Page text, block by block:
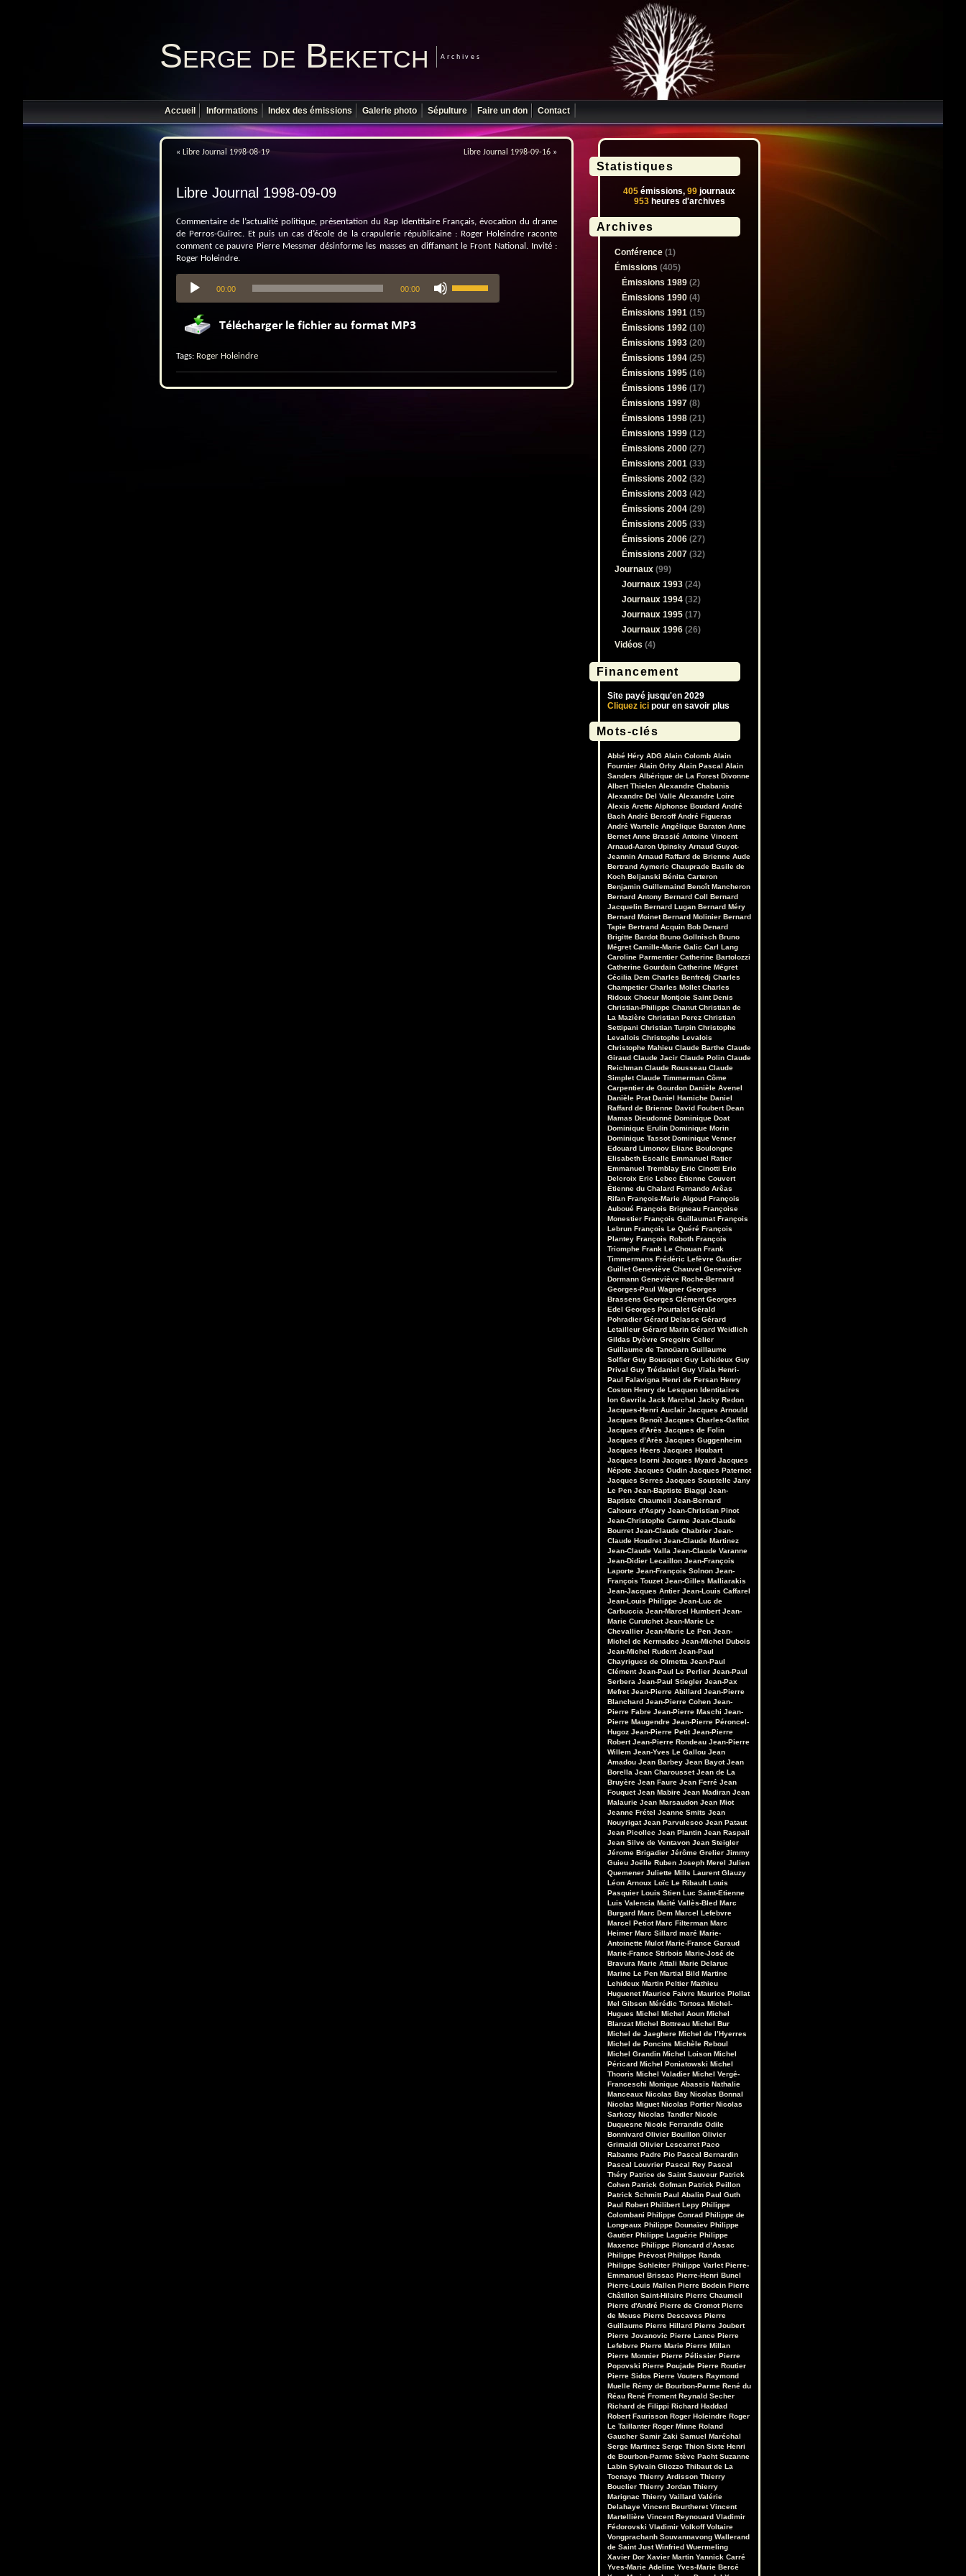
Serge de Beketch Archives
Accueil Informations Index des émissions Galerie photo Sépulture Faire un don Contact
« Libre Journal 1998-08-19 Libre Journal 1998-09-16 »
Libre Journal 1998-09-09
Commentaire de l’actualité politique, présentation du Rap Identitaire Français, évocation du drame
de Perros-Guirec. Et puis un cas d’école de la crapulerie républicaine : Roger Holeindre raconte
comment ce pauvre Pierre Messmer désinforme les masses en diffamant le Front National. Invité :
Roger Holeindre.
Lecteur
audio
00:00 00:00
les
flèches
volume.
Tags: Roger Holeindre
Statistiques
405 émissions, 99 journaux
953heures d'archives
Archives
Conférence (1)
Émissions (405)
Émissions 1989 (2)
Émissions 1990 (4)
Émissions 1991 (15)
Émissions 1992 (10)
Émissions 1993 (20)
Émissions 1994 (25)
Émissions 1995 (16)
Émissions 1996 (17)
Émissions 1997 (8)
Émissions 1998 (21)
Émissions 1999 (12)
Émissions 2000 (27)
Émissions 2001 (33)
Émissions 2002 (32)
Émissions 2003 (42)
Émissions 2004 (29)
Émissions 2005 (33)
Émissions 2006 (27)
Émissions 2007 (32)
Journaux (99)
Journaux 1993 (24)
Journaux 1994 (32)
Journaux 1995 (17)
Journaux 1996 (26)
Vidéos (4)
Financement
Site payé jusqu'en 2029
Cliquez ici pour en savoir plus
Mots-clés
Abbé Héry ADG Alain Colomb Alain
Fournier Alain Orhy Alain Pascal Alain
Sanders Albérique de La Forest Divonne
Albert Thielen Alexandre Chabanis
Alexandre Del Valle Alexandre Loire
Alexis Arette Alphonse Boudard André
Bach André Bercoff André Figueras
André Wartelle Angélique Baraton Anne
Bernet Anne Brassié Antoine Vincent
Arnaud-Aaron Upinsky Arnaud Guyot-
Jeannin Arnaud Raffard de Brienne Aude
Bertrand Aymeric Chauprade Basile de
Koch Beljanski Bénita Carteron
Benjamin Guillemaind Benoît Mancheron
Bernard Antony Bernard Coll Bernard
Jacquelin Bernard Lugan Bernard Méry
Bernard Moinet Bernard Molinier Bernard
Tapie Bertrand Acquin Bob Denard
Brigitte Bardot Bruno Gollnisch Bruno
Mégret Camille-Marie Galic Carl Lang
Caroline Parmentier Catherine Bartolozzi
Catherine Gourdain Catherine Mégret
Cécilia Dem Charles Benfredj Charles
Champetier Charles Mollet Charles
Ridoux Choeur Montjoie Saint Denis
Christian-Philippe Chanut Christian de
La Mazière Christian Perez Christian
Settipani Christian Turpin Christophe
Levallois Christophe Levalois
Christophe Mahieu Claude Barthe Claude
Giraud Claude Jacir Claude Polin Claude
Reichman Claude Rousseau Claude
Simplet Claude Timmerman Côme
Carpentier de Gourdon Danièle Avenel
Danièle Prat Daniel Hamiche Daniel
Raffard de Brienne David Foubert Dean
Mamas Dieudonné Dominique Doat
Dominique Erulin Dominique Morin
Dominique Tassot Dominique Venner
Edouard Limonov Eliane Boulongne
Elisabeth Escalle Emmanuel Ratier
Emmanuel Tremblay Eric Cinotti Eric
Delcroix Eric Lebec Étienne Couvert
Étienne du Chalard Fernando Arêas
Rifan François-Marie Algoud François
Auboué François Brigneau Françoise
Monestier François Guillaumat François
Lebrun François Le Quéré François
Plantey François Roboth François
Triomphe Frank Le Chouan Frank
Timmermans Frédéric Lefèvre Gautier
Guillet Geneviève Chauvel Geneviève
Dormann Geneviève Roche-Bernard
Georges-Paul Wagner Georges
Brassens Georges Clément Georges
Edel Georges Pourtalet Gérald
Pohradier Gérard Delasse Gérard
Letailleur Gérard Marin Gérard Weidlich
Gildas Dyèvre Gregoire Celier
Guillaume de Tanoüarn Guillaume
Solfier Guy Bousquet Guy Lehideux Guy
Prival Guy Trédaniel Guy Viala Henri-
Paul Falavigna Henri de Fersan Henry
Coston Henry de Lesquen Identitaires
Ion Gavrila Jack Marchal Jacky Redon
Jacques-Henri Auclair Jacques Arnould
Jacques Benoît Jacques Charles-Gaffiot
Jacques d'Arès Jacques de Folin
Jacques d’Arès Jacques Guggenheim
Jacques Heers Jacques Houbart
Jacques Isorni Jacques Myard Jacques
Népote Jacques Oudin Jacques Paternot
Jacques Serres Jacques Soustelle Jany
Le Pen Jean-Baptiste Biaggi Jean-
Baptiste Chaumeil Jean-Bernard
Cahours d'Aspry Jean-Christian Pinot
Jean-Christophe Carme Jean-Claude
Bourret Jean-Claude Chabrier Jean-
Claude Houdret Jean-Claude Martinez
Jean-Claude Valla Jean-Claude Varanne
Jean-Didier Lecaillon Jean-François
Laporte Jean-François Solnon Jean-
François Touzet Jean-Gilles Malliarakis
Jean-Jacques Antier Jean-Louis Caffarel
Jean-Louis Philippe Jean-Luc de
Carbuccia Jean-Marcel Humbert Jean-
Marie Curutchet Jean-Marie Le
Chevallier Jean-Marie Le Pen Jean-
Michel de Kermadec Jean-Michel Dubois
Jean-Michel Rudent Jean-Paul
Chayrigues de Olmetta Jean-Paul
Clément Jean-Paul Le Perlier Jean-Paul
Serbera Jean-Paul Stiegler Jean-Pax
Mefret Jean-Pierre Abillard Jean-Pierre
Blanchard Jean-Pierre Cohen Jean-
Pierre Fabre Jean-Pierre Maschi Jean-
Pierre Maugendre Jean-Pierre Péroncel-
Hugoz Jean-Pierre Petit Jean-Pierre
Robert Jean-Pierre Rondeau Jean-Pierre
Willem Jean-Yves Le Gallou Jean
Amadou Jean Barbey Jean Bayot Jean
Borella Jean Charousset Jean de La
Bruyère Jean Faure Jean Ferré Jean
Fouquet Jean Mabire Jean Madiran Jean
Malaurie Jean Marsaudon Jean Miot
Jeanne Frétel Jeanne Smits Jean
Nouyrigat Jean Parvulesco Jean Pataut
Jean Picollec Jean Plantin Jean Raspail
Jean Silve de Ventavon Jean Steigler
Jérome Brigadier Jérôme Grelier Jimmy
Guieu Joëlle Ruben Joseph Merel Julien
Quemener Juliette Mills Laurent Glauzy
Léon Arnoux Loïc Le Ribault Louis
Pasquier Louis Stien Luc Saint-Etienne
Luis Valencia Maïté Vallès-Bled Marc
Burgard Marc Dem Marcel Lefebvre
Marcel Petiot Marc Filterman Marc
Heimer Marc Sillard maré Marie-
Antoinette Mulot Marie-France Garaud
Marie-France Stirbois Marie-José de
Bravura Marie Attali Marie Delarue
Marine Le Pen Martial Bild Martine
Lehideux Martin Peltier Mathieu
Huguenet Maurice Faivre Maurice Piollat
Mel Gibson Mérédic Tortosa Michel-
Hugues Michel Michel Aoun Michel
Blanzat Michel Bottreau Michel Bur
Michel de Jaeghere Michel de l’Hyerres
Michel de Poncins Michèle Reboul
Michel Grandin Michel Loison Michel
Péricard Michel Poniatowski Michel
Thooris Michel Valadier Michel Vergé-
Franceschi Monique Abassis Nathalie
Manceaux Nicolas Bay Nicolas Bonnal
Nicolas Miguet Nicolas Portier Nicolas
Sarkozy Nicolas Tandler Nicole
Duquesne Nicole Ferrandis Odile
Bonnivard Olivier Bouillon Olivier
Grimaldi Olivier Lescarret Paco
Rabanne Padre Pio Pascal Bernardin
Pascal Louvrier Pascal Rey Pascal
Théry Patrice de Saint Sauveur Patrick
Cohen Patrick Gofman Patrick Peillon
Patrick Schmitt Paul Abalin Paul Guth
Paul Robert Philibert Lepy Philippe
Colombani Philippe Conrad Philippe de
Longeaux Philippe Dounaïev Philippe
Gautier Philippe Laguérie Philippe
Maxence Philippe Ploncard d’Assac
Philippe Prévost Philippe Randa
Philippe Schleiter Philippe Varlet Pierre-
Emmanuel Brissac Pierre-Henri Bunel
Pierre-Louis Mallen Pierre Bodein Pierre
Châtillon Saint-Hilaire Pierre Chaumeil
Pierre d'André Pierre de Cromot Pierre
de Meuse Pierre Descaves Pierre
Guillaume Pierre Hillard Pierre Joubert
Pierre Jovanovic Pierre Lance Pierre
Lefebvre Pierre Marie Pierre Millan
Pierre Monnier Pierre Pélissier Pierre
Popovski Pierre Poujade Pierre Routier
Pierre Sidos Pierre Vouters Raymond
Muelle Rémy de Bourbon-Parme René du
Réau René Froment Reynald Secher
Richard de Filippi Richard Haddad
Robert Faurisson Roger Holeindre Roger
Le Taillanter Roger Minne Roland
Gaucher Samir Zaki Samuel Maréchal
Serge Martinez Serge Thion Sixte Henri
de Bourbon-Parme Stève Pacht Suzanne
Labin Sylvain Gliozzo Thibaut de La
Tocnaye Thierry Ardisson Thierry
Bouclier Thierry Jordan Thierry
Marignac Thierry Vaillard Valérie
Delahaye Vincent Beurtheret Vincent
Martellière Vincent Reynouard Vladimir
Fédorovski Vladimir Volkoff Voltaire
Vongprachanh Souvannavong Wallerand
de Saint Just Winfried Wuermeling
Xavier Dor Xavier Martin Yannick Carré
Yves-Marie Adeline Yves-Marie Bercé